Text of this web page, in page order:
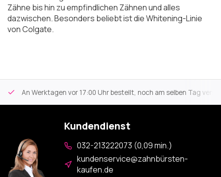
Zähne bis hin zu empfindlichen Zähnen und alles
dazwischen. Besonders beliebt ist die Whitening-Linie
von Colgate.
An Werktagen vor 17:00 Uhr bestellt, noch am selben Tag
Kundendienst
032-213222073 (0,09 min.)
kundenservice@zahnbürsten-
kaufen.de